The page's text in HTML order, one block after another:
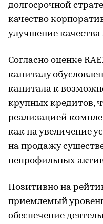
долгосрочной
качество
улучшение
Согласно оценке
капиталу
капитала к
крупных кредитов,
реализацией
как на увеличение
на продажу
непрофильных
Позитивно на
приемлемый
обеспечение